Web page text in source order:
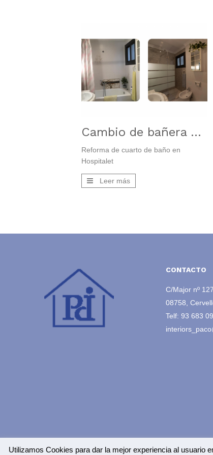
Cambio de bañera por plato de ducha en Hospitalet
Reforma de cuarto de baño en
Hospitalet
Leer más
CONTACTO
C/Major nº
08758,
Telf: 93 683
Navegación Inicio > Portfolio Items >
Utilizamos Cookies para dar la mejor experiencia al usuario